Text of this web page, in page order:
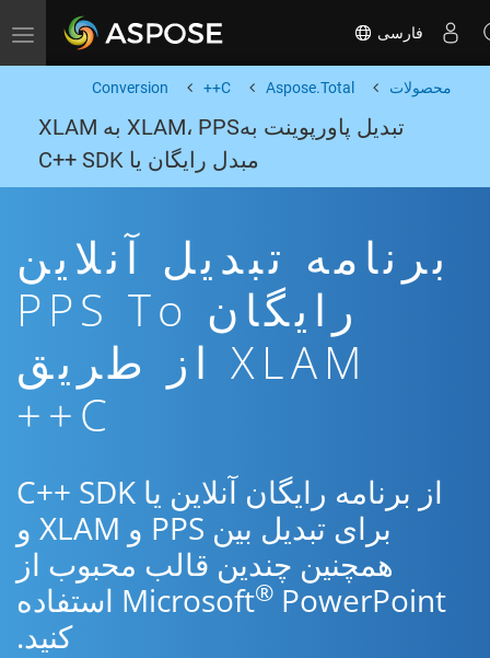
Toggle navigation فارسی
محصولات Aspose.Total
C++
Conversion
تبدیل پاورپوینت بهXLAM، PPS به XLAM
مبدل رایگان یا C++ SDK
برنامه تبدیل آنلاین
رایگان PPS To
XLAM از طریق
C++
از برنامه رایگان آنلاین یا C++ SDK
برای تبدیل بین PPS و XLAM و
همچنین چندین قالب محبوب از
Microsoft®
PowerPoint استفاده
کنید.